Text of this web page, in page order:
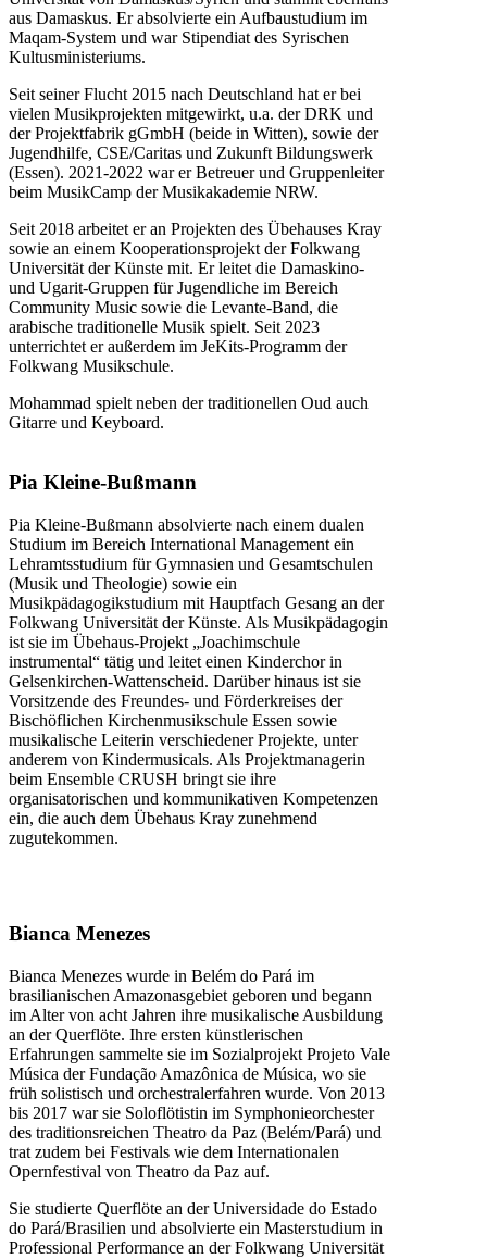
aus Damaskus. Er absolvierte ein Aufbaustudium im
Maqam-System und war Stipendiat des Syrischen
Kultusministeriums.
Seit seiner Flucht 2015 nach Deutschland hat er bei
vielen Musikprojekten mitgewirkt, u.a. der DRK und
der Projektfabrik gGmbH (beide in Witten), sowie der
Jugendhilfe, CSE/Caritas und Zukunft Bildungswerk
(Essen). 2021-2022 war er Betreuer und Gruppenleiter
beim MusikCamp der Musikakademie NRW.
Seit 2018 arbeitet er an Projekten des Übehauses Kray
sowie an einem Kooperationsprojekt der Folkwang
Universität der Künste mit. Er leitet die Damaskino-
und Ugarit-Gruppen für Jugendliche im Bereich
Community Music sowie die Levante-Band, die
arabische traditionelle Musik spielt. Seit 2023
unterrichtet er außerdem im JeKits-Programm der
Folkwang Musikschule.
Mohammad spielt neben der traditionellen Oud auch
Gitarre und Keyboard.
Pia Kleine-Bußmann
Pia Kleine-Bußmann absolvierte nach einem dualen
Studium im Bereich International Management ein
Lehramtsstudium für Gymnasien und Gesamtschulen
(Musik und Theologie) sowie ein
Musikpädagogikstudium mit Hauptfach Gesang an der
Folkwang Universität der Künste. Als Musikpädagogin
ist sie im Übehaus-Projekt „Joachimschule
instrumental“ tätig und leitet einen Kinderchor in
Gelsenkirchen-Wattenscheid. Darüber hinaus ist sie
Vorsitzende des Freundes- und Förderkreises der
Bischöflichen Kirchenmusikschule Essen sowie
musikalische Leiterin verschiedener Projekte, unter
anderem von Kindermusicals. Als Projektmanagerin
beim Ensemble CRUSH bringt sie ihre
organisatorischen und kommunikativen Kompetenzen
ein, die auch dem Übehaus Kray zunehmend
zugutekommen.
Bianca Menezes
Bianca Menezes wurde in Belém do Pará im
brasilianischen Amazonasgebiet geboren und begann
im Alter von acht Jahren ihre musikalische Ausbildung
an der Querflöte. Ihre ersten künstlerischen
Erfahrungen sammelte sie im Sozialprojekt Projeto Vale
Música der Fundação Amazônica de Música, wo sie
früh solistisch und orchestralerfahren wurde. Von 2013
bis 2017 war sie Soloflötistin im Symphonieorchester
des traditionsreichen Theatro da Paz (Belém/Pará) und
trat zudem bei Festivals wie dem Internationalen
Opernfestival von Theatro da Paz auf.
Sie studierte Querflöte an der Universidade do Estado
do Pará/Brasilien und absolvierte ein Masterstudium in
Professional Performance an der Folkwang Universität